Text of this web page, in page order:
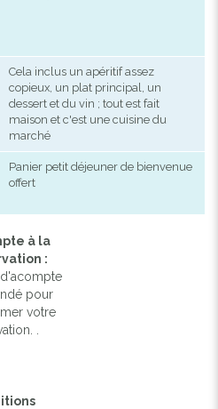
Cela inclus un apéritif assez
copieux, un plat principal, un
dessert et du vin ; tout est fait
maison et c'est une cuisine du
marché
Panier petit déjeuner de bienvenue
offert
à la
:
pour
votre
.